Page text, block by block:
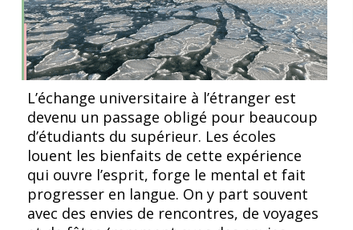
Mer Baltique, depuis la promenade Reidi Tee à Tallinn,
mars 2023
L’échange universitaire à l’étranger est
devenu un passage obligé pour beaucoup
d’étudiants du supérieur. Les écoles
louent les bienfaits de cette expérience
qui ouvre l’esprit, forge le mental et fait
progresser en langue. On y part souvent
avec des envies de rencontres, de voyages